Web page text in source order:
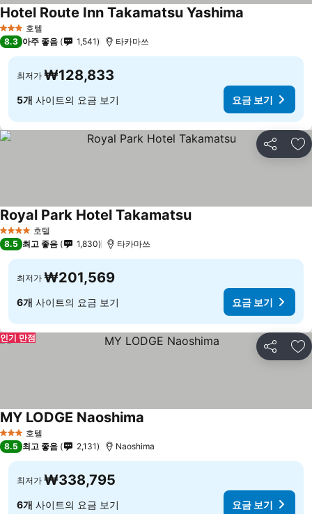
3 성급 호텔
Hotel Route Inn Takamatsu Yashima
8.3 아주 좋음 1,541 타카마쓰
최저가 ₩128,833
5개 사이트의 요금 보기 요금 보기
공유 즐
4 성급 호텔
Royal Park Hotel Takamatsu요금 보기
8.5 최고 좋음 1,830 타카마쓰
최저가 ₩201,569
6개 사이트의 요금 보기 요금 보기
공유 즐
인기 만점
3 성급 호텔
MY LODGE Naoshima
8.5 최고 좋음 2,131 Naoshima
최저가 ₩338,795
6개 사이트의 요금 보기 요금 보기